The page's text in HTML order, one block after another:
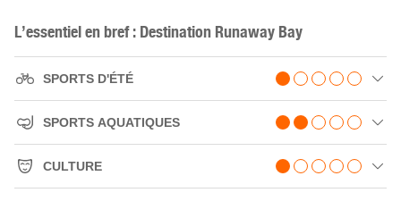
L’essentiel en bref : Destination Runaway Bay
SPORTS D'ÉTÉ
SPORTS AQUATIQUES
CULTURE